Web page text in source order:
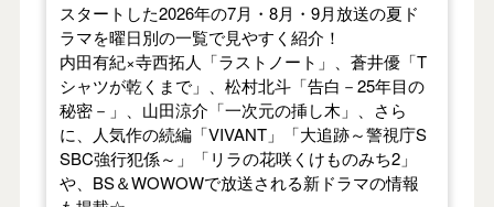
スタートした2026年の7月・8月・9月放送の夏ド
ラマを曜日別の一覧で見やすく紹介！
内田有紀×寺西拓人「ラストノート」、蒼井優「T
シャツが乾くまで」、松村北斗「告白－25年目の
秘密－」、山田涼介「一次元の挿し木」、さら
に、人気作の続編「VIVANT」「大追跡～警視庁S
SBC強行犯係～」「リラの花咲くけものみち2」
や、BS＆WOWOWで放送される新ドラマの情報